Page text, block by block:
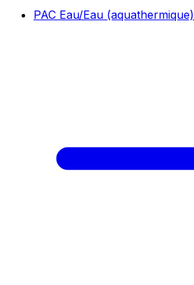
PAC Eau/Eau (aquathermique)